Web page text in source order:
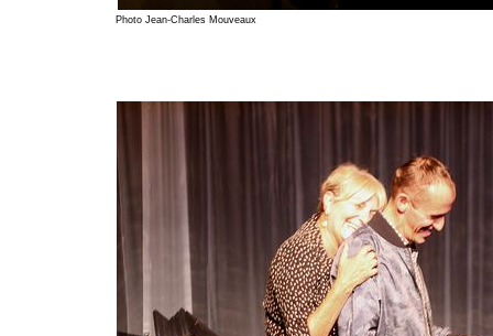
Photo Jean-Charles Mouveaux